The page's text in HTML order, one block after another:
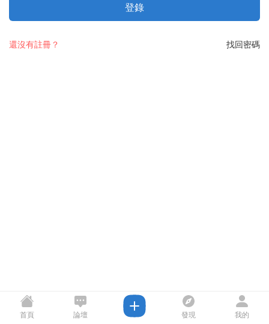
登錄
找回密碼
還沒有註冊？
首頁 論壇 發現 我的